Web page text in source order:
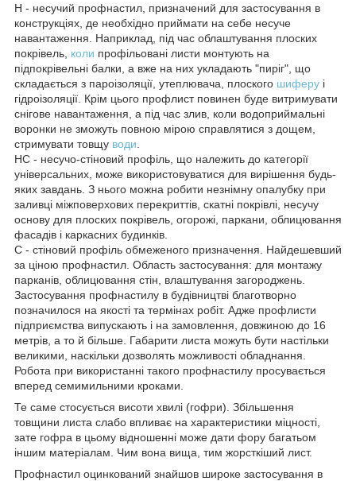
Н - несучий профнастил, призначений для застосування в
конструкціях, де необхідно приймати на себе несуче
навантаження. Наприклад, під час облаштування плоских
покрівель, коли профільовані листи монтують на
підпокрівельні балки, а вже на них укладають "пиріг", що
складається з пароізоляції, утеплювача, плоского шиферу і
гідроізоляції. Крім цього профлист повинен буде витримувати
снігове навантаження, а під час злив, коли водоприймальні
воронки не зможуть повною мірою справлятися з дощем,
стримувати товщу води
НС - несучо-стіновий профіль, що належить до категорії
універсальних, може використовуватися для вирішення будь-
яких завдань. З нього можна робити незнімну опалубку при
заливці міжповерхових перекриттів, скатні покрівлі, несучу
основу для плоских покрівель, огорожі, паркани, облицювання
фасадів і каркасних будинків.
С - стіновий профіль обмеженого призначення. Найдешевший
за ціною профнастил. Область застосування: для монтажу
парканів, облицювання стін, влаштування загороджень.
Застосування профнастилу в будівництві благотворно
позначилося на якості та термінах робіт. Адже профлисти
підприємства випускають і на замовлення, довжиною до 16
метрів, а то й більше. Габарити листа можуть бути настільки
великими, наскільки дозволять можливості обладнання.
Робота при використанні такого профнастилу просувається
вперед семимильними кроками.
Те саме стосується висоти хвилі (гофри). Збільшення
товщини листа слабо впливає на характеристики міцності,
зате гофра в цьому відношенні може дати фору багатьом
іншим матеріалам. Чим вона вища, тим жорсткіший лист.
Профнастил оцинкований знайшов широке застосування в